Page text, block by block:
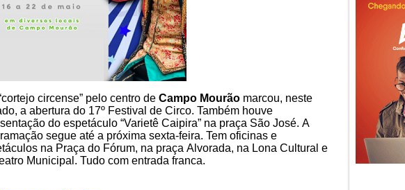
circense” pelo centro de Campo Mourão marcou, neste
a abertura do 17º Festival de Circo. Também houve
do espetáculo “Varietê Caipira” na praça São José. A
segue até a próxima sexta-feira. Tem oficinas e
na Praça do Fórum, na praça Alvorada, na Lona Cultural e
Municipal. Tudo com entrada franca.